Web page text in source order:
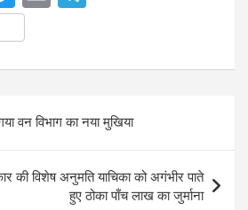
w
i
t
e
r
i e
r
a
m
वन विभाग का नया मुखिया
की विशेष अनुमति याचिका को अगंभीर पाते
हुए ठोका पाँच लाख का जुर्माना